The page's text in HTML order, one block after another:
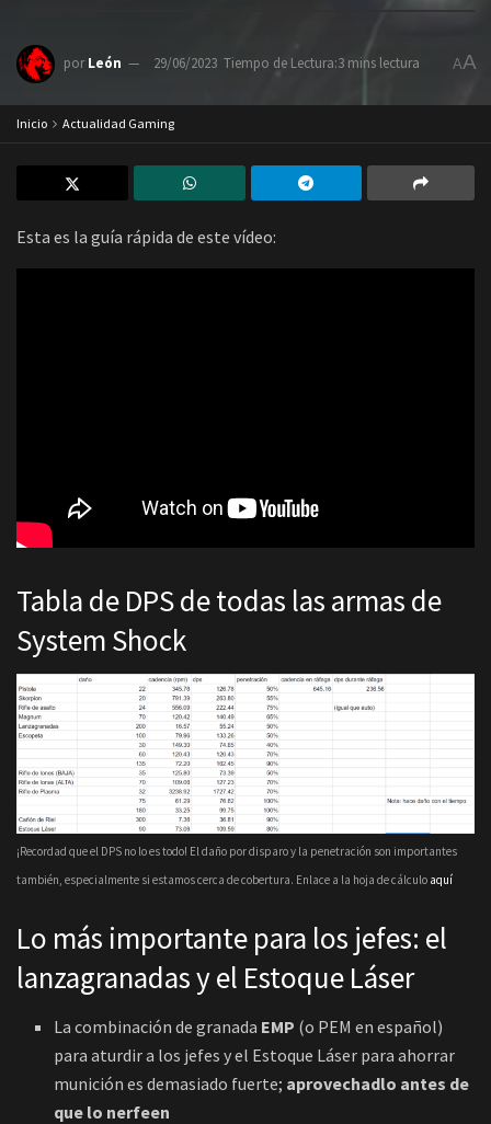
por León 29/06/2023 Tiempo de Lectura:3 mins lectura AA
Inicio Actualidad Gaming
Esta es la guía rápida de este vídeo:
Tabla de DPS de todas las armas de
System Shock
¡Recordad que el DPS no lo es todo! El daño por disparo y la penetración son importantes
también, especialmente si estamos cerca de cobertura. Enlace a la hoja de cálculo aquí
Lo más importante para los jefes: el
lanzagranadas y el Estoque Láser
La combinación de granada EMP (o PEM en español)
para aturdir a los jefes y el Estoque Láser para ahorrar
munición es demasiado fuerte; aprovechadlo antes de
que lo nerfeen